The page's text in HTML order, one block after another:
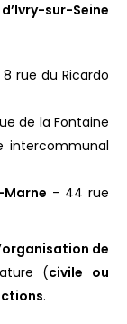
sur-Seine
rue du Ricardo
de la Fontaine
intercommunal
– 44 rue
de
(civile ou
.